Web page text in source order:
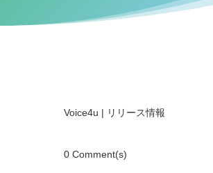
Voice4u | リリース情報
0 Comment(s)